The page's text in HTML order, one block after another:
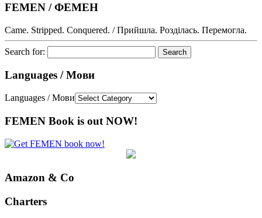
FEMEN / ФЕМЕН
Came. Stripped. Conquered. / Прийшла. Розділась. Перемогла.
Search for:
Languages / Мови
Languages / Мови
FEMEN Book is out NOW!
Amazon & Co
Charters